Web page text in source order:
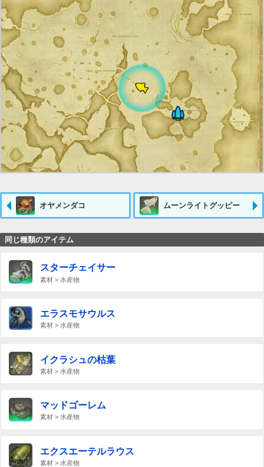
オヤメンダコ ムーンライトグッピー
同じ種類のアイテム
スターチェイサー
素材 > 水産物
エラスモサウルス
素材 > 水産物
イクラシュの枯葉
素材 > 水産物
マッドゴーレム
素材 > 水産物
エクスエーテルラウス
素材 > 水産物